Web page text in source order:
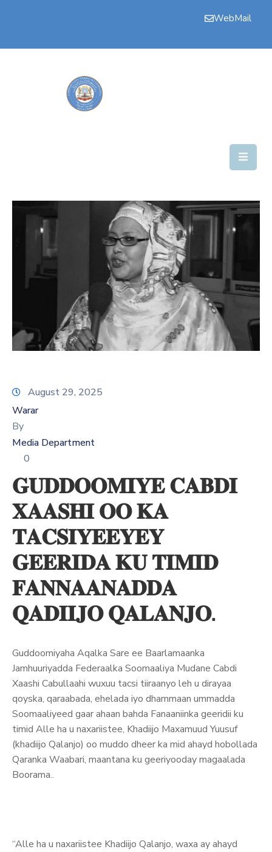
WebMail
Bogga
Warar
Xariir
Somali
August 29, 2025
Warar
By
Media Department
0
𝐆𝐔𝐃𝐃𝐎𝐎𝐌𝐈𝐘𝐄 𝐂𝐀𝐁𝐃𝐈
𝐗𝐀𝐀𝐒𝐇𝐈 𝐎𝐎 𝐊𝐀
𝐓𝐀𝐂𝐒𝐈𝐘𝐄𝐄𝐘𝐄𝐘
𝐆𝐄𝐄𝐑𝐈𝐃𝐀 𝐊𝐔 𝐓𝐈𝐌𝐈𝐃
𝐅𝐀𝐍𝐍𝐀𝐀𝐍𝐀𝐃𝐃𝐀
𝐐𝐀𝐃𝐈𝐈𝐉𝐎 𝐐𝐀𝐋𝐀𝐍𝐉𝐎.
Guddoomiyaha Aqalka Sare ee Baarlamaanka
Jamhuuriyadda Federaalka Soomaaliya Mudane Cabdi
Xaashi Cabullaahi wuxuu tacsi tiiraanyo leh u dirayaa
qoyska, qaraabada, ehelada iyo dhammaan ummadda
Soomaaliyeed gaar ahaan bahda Fanaaniinka geeridii ku
timid Alle ha u naxariistee, Khadiijo Maxamuud Yuusuf
(khadiijo Qalanjo) oo muddo dheer ka mid ahayd hobollada
Qaranka Waabari, maantana ku geeriyooday magaalada
Boorama..
“Alle ha u naxariistee Khadiijo Qalanjo, waxa ay ahayd